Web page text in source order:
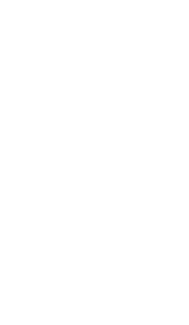
間以内＆設定した発送日数内に発送してい
間以内に発送しています
日数内に発送しています
ね！
ね！